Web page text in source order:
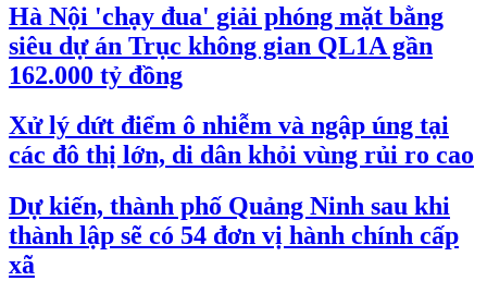
Hà Nội 'chạy đua' giải phóng mặt bằng
siêu dự án Trục không gian QL1A gần
162.000 tỷ đồng
Xử lý dứt điểm ô nhiễm và ngập úng tại
các đô thị lớn, di dân khỏi vùng rủi ro cao
Dự kiến, thành phố Quảng Ninh sau khi
thành lập sẽ có 54 đơn vị hành chính cấp
xã